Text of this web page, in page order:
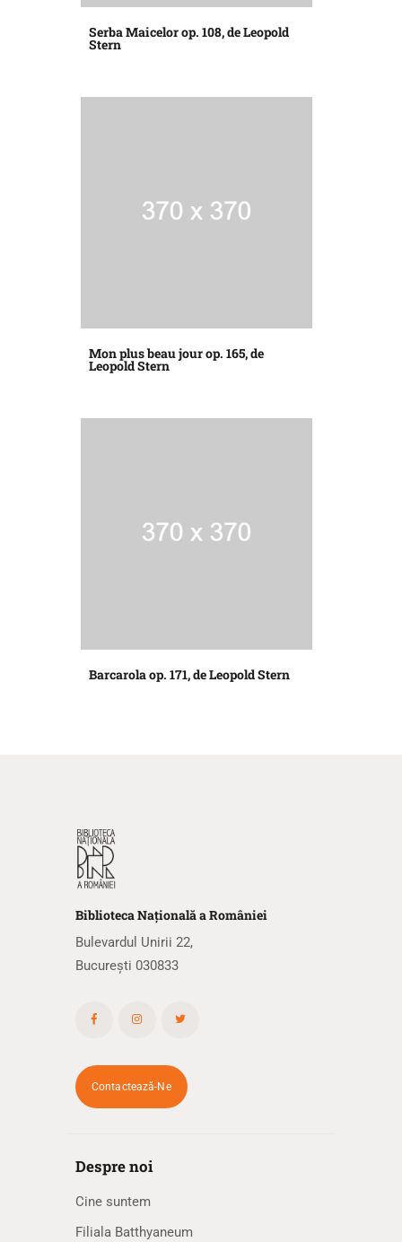
Serba Maicelor op. 108, de Leopold
Stern
Mon plus beau jour op. 165, de
Leopold Stern
Barcarola op. 171, de Leopold Stern
BibliotecaNaționalăa României
Bulevardul Unirii 22,
București 030833
Contactează-Ne
Despre noi
Cine suntem
Filiala Batthyaneum